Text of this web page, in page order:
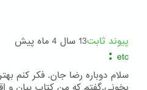
پیوند ثابت13 سال 4 ماه پیش
etc
:
سلام دوباره رضا جان. فکر کنم